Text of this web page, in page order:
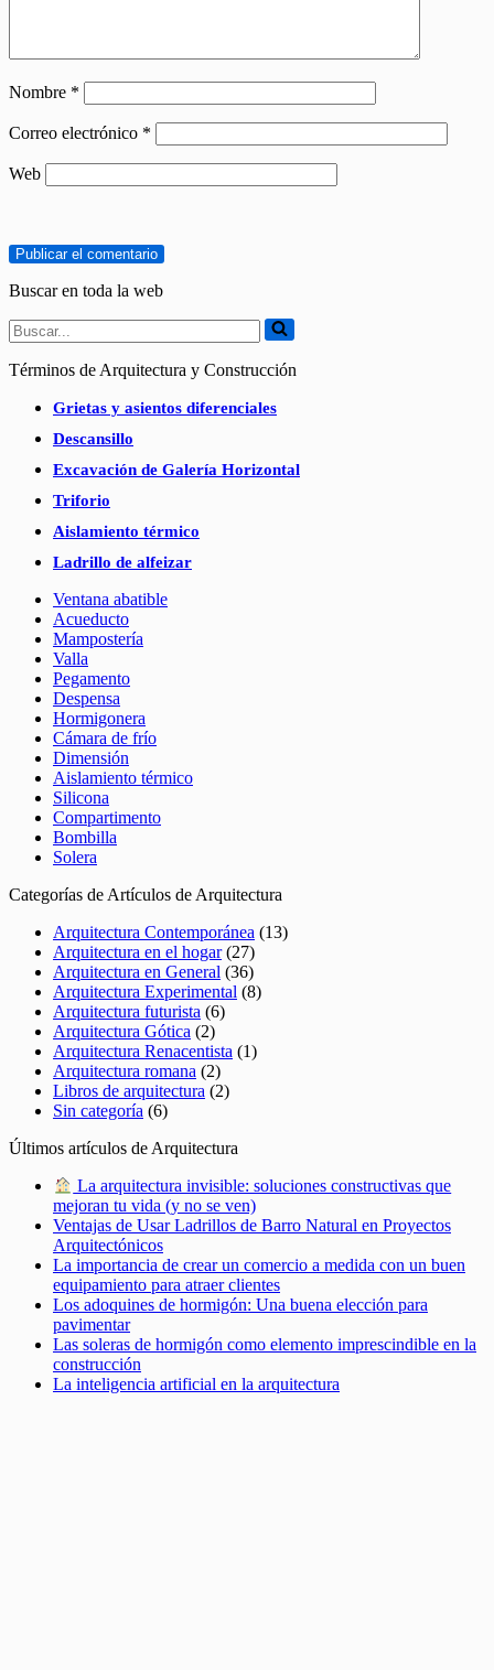
Nombre *
Correo electrónico *
Web
Buscar en toda la web
Buscar...
Términos de Arquitectura y Construcción
Grietas y asientos diferenciales
Descansillo
Excavación de Galería Horizontal
Triforio
Aislamiento térmico
Ladrillo de alfeizar
Ventana abatible
Acueducto
Mampostería
Valla
Pegamento
Despensa
Hormigonera
Cámara de frío
Dimensión
Aislamiento térmico
Silicona
Compartimento
Bombilla
Solera
Categorías de Artículos de Arquitectura
Arquitectura Contemporánea (13)
Arquitectura en el hogar(27)
Arquitectura en General (36)
Arquitectura Experimental (8)
Arquitectura futurista (6)
Arquitectura Gótica (2)
Arquitectura Renacentista (1)
Arquitectura romana (2)
Libros de arquitectura (2)
Sin categoría (6)
Últimos artículos de Arquitectura
La arquitectura invisible: soluciones constructivas que
mejoran tu vida (y no se ven)
Ventajas de Usar Ladrillos de Barro Natural en Proyectos
Arquitectónicos
La importancia de crear un comercio a medida con un buen
equipamiento para atraer clientes
Los adoquines de hormigón: Una buena elección para
pavimentar
Las soleras de hormigón como elemento imprescindible en la
construcción
La inteligencia artificial en la arquitectura